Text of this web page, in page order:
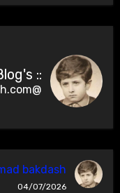
bakdash
04/07/2026